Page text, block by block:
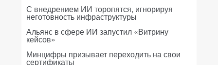
С внедрением ИИ торопятся, игнорируя
неготовность инфраструктуры
Альянс в сфере ИИ запустил «Витрину
кейсов»
Минцифры призывает переходить на свои
сертификаты